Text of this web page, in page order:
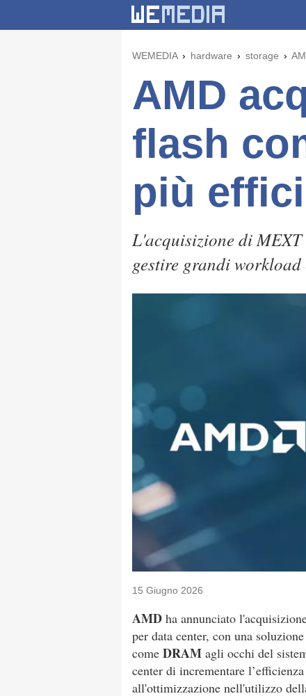
WEMEDIA hardware storage
AMD
flash
più
L'acquisizione di
gestire grandi
15 Giugno 2026
AMD ha annunciato
per data center, con una
come DRAM agli occhi del
center di incrementare
all'ottimizzazione nell'utilizzo